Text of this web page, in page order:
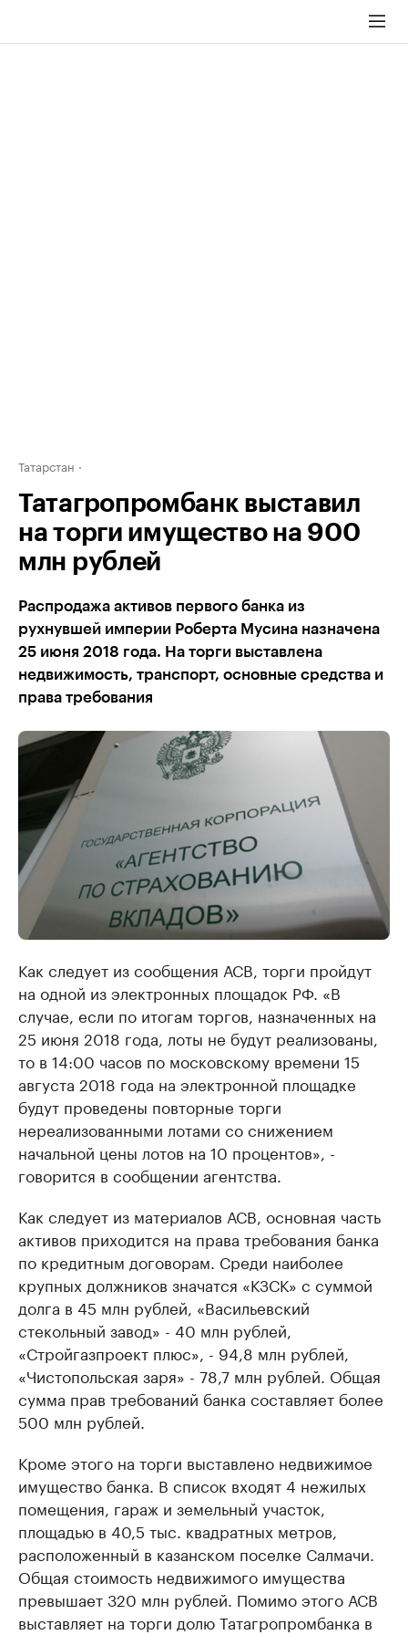
Татарстан
Татагропромбанк выставил
на торги имущество на 900
млн рублей
Распродажа активов первого банка из
рухнувшей империи Роберта Мусина назначена
25 июня 2018 года. На торги выставлена
недвижимость, транспорт, основные средства и
права требования
Как следует из сообщения АСВ, торги пройдут
на одной из электронных площадок РФ. «В
случае, если по итогам торгов, назначенных на
25 июня 2018 года, лоты не будут реализованы,
то в 14:00 часов по московскому времени 15
августа 2018 года на электронной площадке
будут проведены повторные торги
нереализованными лотами со снижением
начальной цены лотов на 10 процентов», -
говорится в сообщении агентства.
Как следует из материалов АСВ, основная часть
активов приходится на права требования банка
по кредитным договорам. Среди наиболее
крупных должников значатся «КЗСК» с суммой
долга в 45 млн рублей, «Васильевский
стекольный завод» - 40 млн рублей,
«Стройгазпроект плюс», - 94,8 млн рублей,
«Чистопольская заря» - 78,7 млн рублей. Общая
сумма прав требований банка составляет более
500 млн рублей.
Кроме этого на торги выставлено недвижимое
имущество банка. В список входят 4 нежилых
помещения, гараж и земельный участок,
площадью в 40,5 тыс. квадратных метров,
расположенный в казанском поселке Салмачи.
Общая стоимость недвижимого имущества
превышает 320 млн рублей. Помимо этого АСВ
выставляет на торги долю Татагропромбанка в